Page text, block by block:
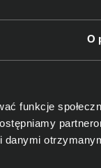
O
funkcje